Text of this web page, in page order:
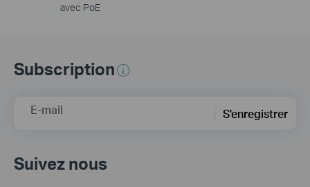
avec PoE
Subscription
E-mail S'enregistrer
Suivez nous